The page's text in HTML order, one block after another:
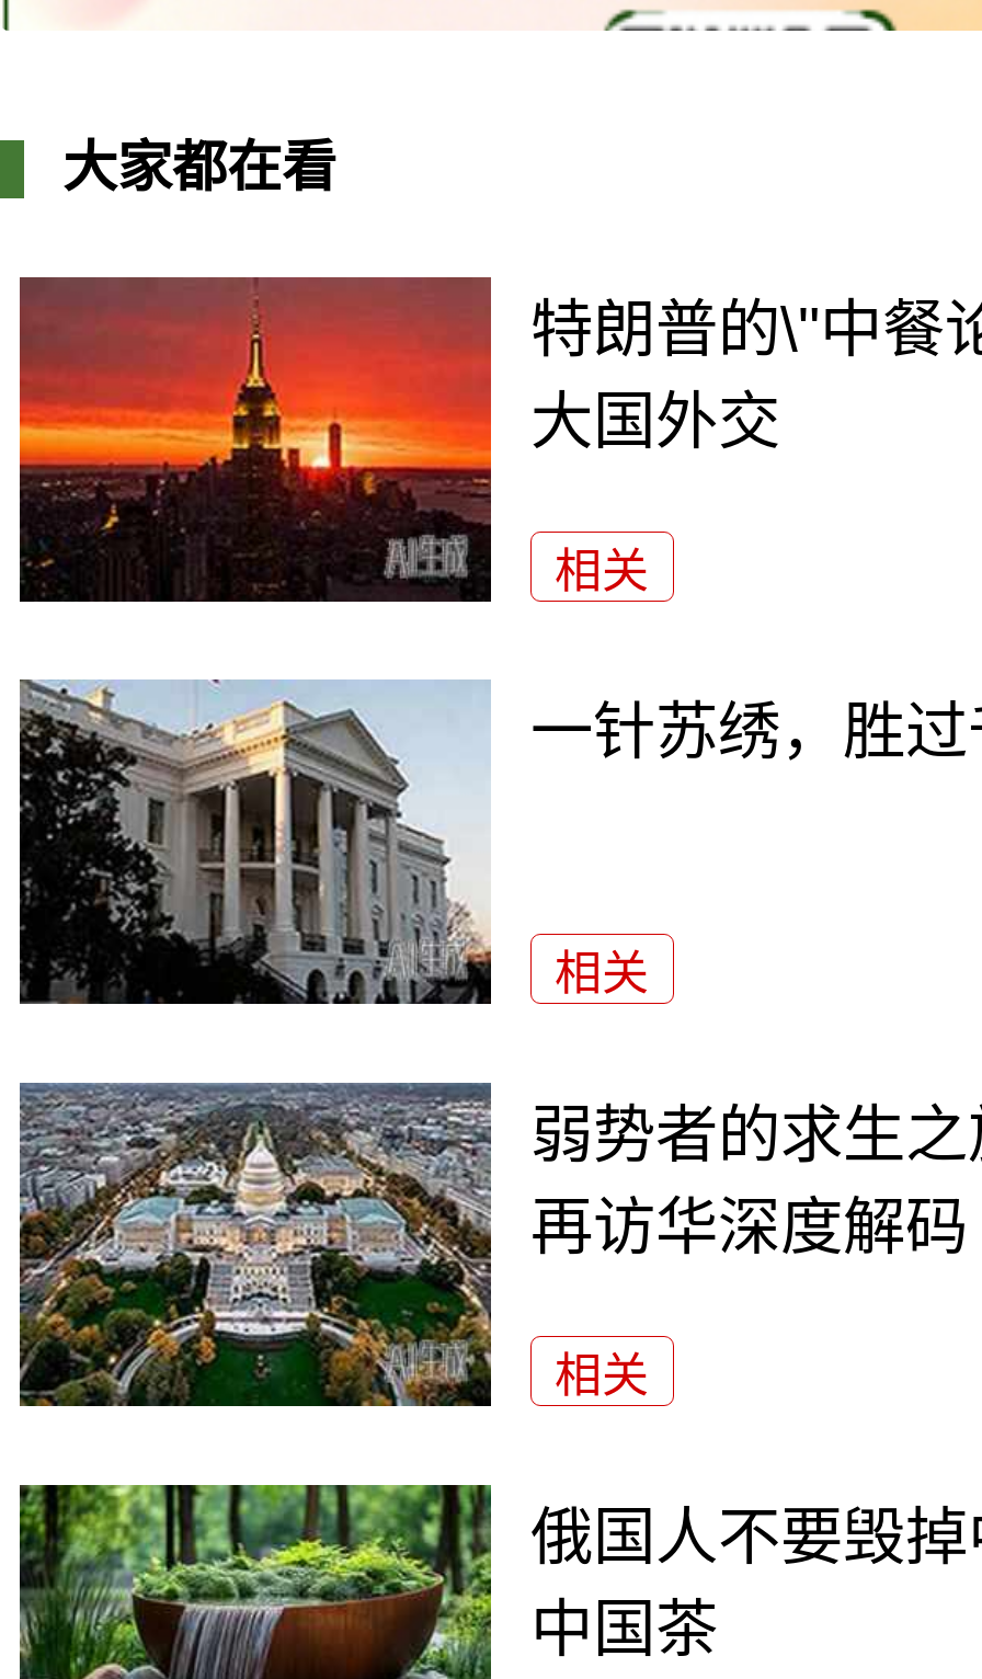
大家都在看
特朗普的\"中餐
大国外交
相关
一针苏绣，胜
相关
弱势者的求生
再访华深度解码
相关
俄国人不要毁
中国茶